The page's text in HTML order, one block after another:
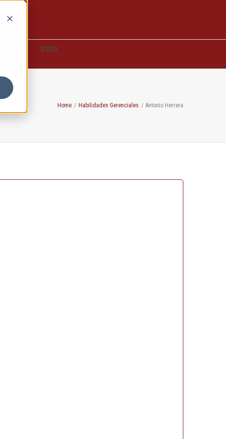
USFQ
Home / Habilidades Gerenciales / Antonio Herrera